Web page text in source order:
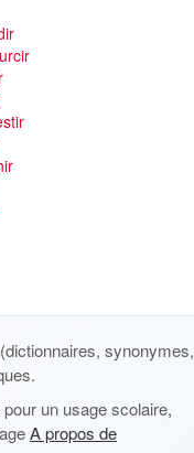
synonymes,
un usage scolaire,
A propos de